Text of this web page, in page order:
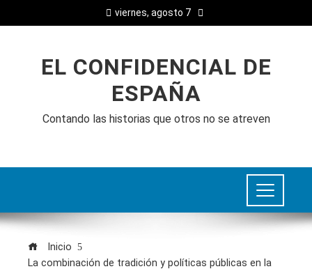
viernes, agosto 7
EL CONFIDENCIAL DE
ESPAÑA
Contando las historias que otros no se atreven
Inicio
La combinación de tradición y políticas públicas en la